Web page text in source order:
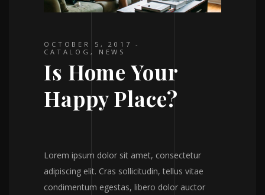
OCTOBER 5, 2017
CATALOG , NEWS
Is Home Your
Happy Place?
Lorem ipsum dolor sit amet, consectetur
adipiscing elit. Cras sollicitudin, tellus vitae
condimentum egestas, libero dolor auctor